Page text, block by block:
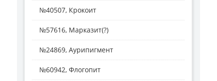
№40507, Крокоит
№57616, Марказит(?)
№24869, Аурипигмент
№60942, Флогопит